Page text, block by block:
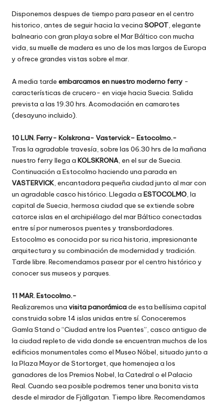
Disponemos despues de tiempo para pasear en el centro
historico, antes de seguir hacia la vecina SOPOT, elegante
balneario con gran playa sobre el Mar Báltico con mucha
vida, su muelle de madera es uno de los mas largos de Europa
y ofrece grandes vistas sobre el mar.
A media tarde embarcamos en nuestro moderno ferry -
características de crucero- en viaje hacia Suecia. Salida
prevista a las 19.30 hrs. Acomodación en camarotes
(desayuno incluido).
10 LUN. Ferry- Kolskrona- Vastervick– Estocolmo.-
Tras la agradable travesía, sobre las 06.30 hrs de la mañana
nuestro ferry llega a KOLSKRONA, en el sur de Suecia.
Continuación a Estocolmo haciendo una parada en
VASTERVICK, encantadora pequeña ciudad junto al mar con
un agradable casco histórico. Llegada a ESTOCOLMO, la
capital de Suecia, hermosa ciudad que se extiende sobre
catorce islas en el archipiélago del mar Báltico conectadas
entre sí por numerosos puentes y transbordadores.
Estocolmo es conocida por su rica historia, impresionante
arquitectura y su combinación de modernidad y tradición.
Tarde libre. Recomendamos pasear por el centro histórico y
conocer sus museos y parques.
11 MAR. Estocolmo.-
Realizaremos una visita panorámicade esta bellísima capital
construida sobre 14 islas unidas entre sí. Conoceremos
Gamla Stand o “Ciudad entre los Puentes”, casco antiguo de
la ciudad repleto de vida donde se encuentran muchos de los
edificios monumentales como el Museo Nóbel, situado junto a
la Plaza Mayor de Stortorget, que homenajea a los
ganadores de los Premios Nobel, la Catedral o el Palacio
Real. Cuando sea posible podremos tener una bonita vista
desde el mirador de Fjällgatan. Tiempo libre. Recomendamos